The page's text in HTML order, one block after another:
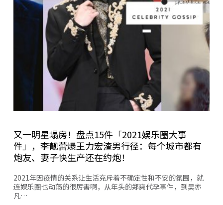
又一明星塌房！盘点15件「2021娱乐圈大事
件」，李靓蕾爆王力宏渣男行径：每个城市都有
炮友、妻子快生产还在约炮！
2021年因疫情的关系让生活充斥着不确定性和不安的氛围，就
连娱乐圈也动荡的很厉害啊，从年头的郑爽代孕事件，到吴亦
凡…